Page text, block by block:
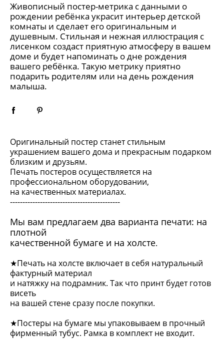
Живописный постер-метрика с данными о
рождении ребёнка украсит интерьер детской
комнаты и сделает его оригинальным и
душевным. Стильная и нежная иллюстрация с
лисенком создаст приятную атмосферу в вашем
доме и будет напоминать о дне рождения
вашего ребёнка. Такую метрику приятно
подарить родителям или на день рождения
малыша.
Оригинальный постер станет стильным
украшением вашего дома и прекрасным подарком
близким и друзьям.
Печать постеров осуществляется на
профессиональном оборудовании,
на качественных материалах.
--------------------------------------------
Мы вам предлагаем два варианта печати: на
плотной
качественной бумаге и на холсте.
★Печать на холсте включает в себя натуральный
фактурный материал
и натяжку на подрамник. Так что принт будет готов
висеть
на вашей стене сразу после покупки.
★Постеры на бумаге мы упаковываем в прочный
фирменный тубус. Рамка в комплект не входит.